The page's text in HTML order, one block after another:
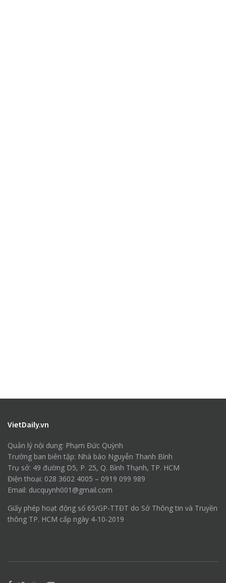
VietDaily.vn
Quản lý nội dung: Phạm Đức Quỳnh
Trưởng ban biên tập: Nhà báo Nguyễn Thanh Bình
Trụ sở: 49 đường D5, P. 25, Q. Bình Thạnh, TP. HCM
Điện thoại: 028 3602 4005 – 0919 099 989
Email: ducquynh001@gmail.com
Giấy phép hoạt động số 65/GP-TTĐT do Sở Thông tin và Truyền
thông TP. HCM cấp ngày 4-10-2019